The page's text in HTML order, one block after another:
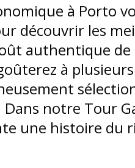
à Porto
découvrir les
authentique de
à
Dans notre Tour
une histoire du